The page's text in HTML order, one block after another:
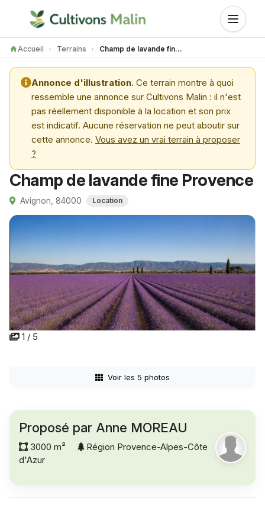
Accueil Terrains Champ de lavande fine Provence
Annonce d'illustration. Ce terrain montre à quoi
ressemble une annonce sur Cultivons Malin : il n'est
pas réellement disponible à la location et son prix
est indicatif. Aucune réservation ne peut aboutir sur
cette annonce. Vous avez un vrai terrain à proposer
?
Champ de lavande fine Provence
Avignon, 84000 Location
1 / 5
Voir les 5 photos
Proposé par Anne MOREAU
3000 m²
Région Provence-Alpes-Côte
d'Azur